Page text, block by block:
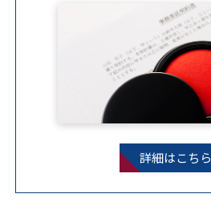
詳細はこちら